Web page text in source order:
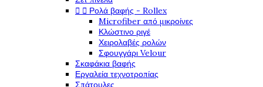
  Ρολά βαφής - Rollex
Microfiber από μικροίνες
Κλώστινο ριγέ
Χειρολαβές ρολών
Σφουγγάρι Velour
Σκαφάκια βαφής
Εργαλεία τεχνοτροπίας
Σπάτουλες